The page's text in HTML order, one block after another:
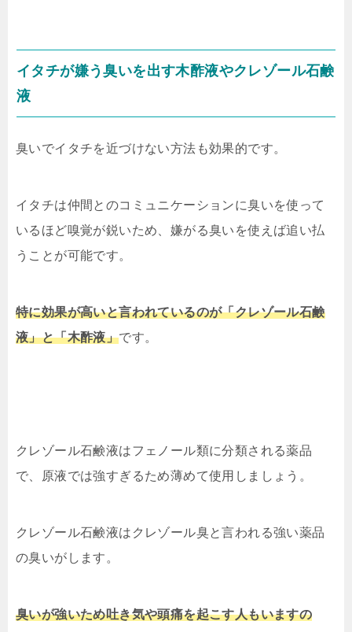
イタチが嫌う臭いを出す木酢液やクレゾール石鹸
液
臭いでイタチを近づけない方法も効果的です。
イタチは仲間とのコミュニケーションに臭いを使って
いるほど嗅覚が鋭いため、嫌がる臭いを使えば追い払
うことが可能です。
特に効果が高いと言われているのが「クレゾール石鹸
液」と「木酢液」です。
クレゾール石鹸液はフェノール類に分類される薬品
で、原液では強すぎるため薄めて使用しましょう。
クレゾール石鹸液はクレゾール臭と言われる強い薬品
の臭いがします。
臭いが強いため吐き気や頭痛を起こす人もいますの